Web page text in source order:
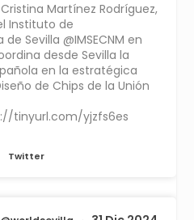
Martínez Rodríguez,
Instituto de
Sevilla @IMSECNM en
desde Sevilla la
en la estratégica
de Chips de la Unión
tinyurl.com/yjzfs6es
Twitter